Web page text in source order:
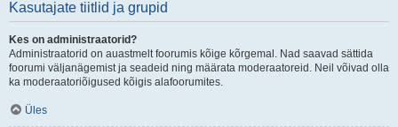
Kasutajate tiitlid ja grupid
Kes on administraatorid?
Administraatorid on auastmelt foorumis kõige kõrgemal. Nad saavad sättida
foorumi väljanägemist ja seadeid ning määrata moderaatoreid. Neil võivad olla
ka moderaatoriõigused kõigis alafoorumites.
Üles